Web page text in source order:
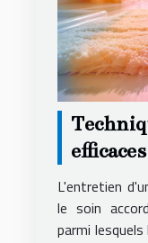
bain
L'entretien
le soin
parmi